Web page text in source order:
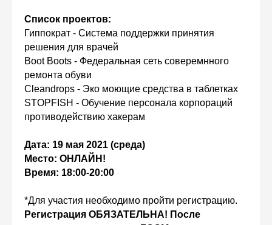
Список проектов:
Гиппократ - Система поддержки принятия
решения для врачей
Boot Boots - Федеральная сеть соверемнного
ремонта обуви
Cleandrops - Эко моющие средства в таблетках
STOPFISH - Обучение персонала корпораций
противодействию хакерам
Дата: 19 мая 2021 (среда)
Место: ОНЛАЙН!
Время: 18:00-20:00
*Для участия необходимо пройти регистрацию.
Регистрация ОБЯЗАТЕЛЬНА! После